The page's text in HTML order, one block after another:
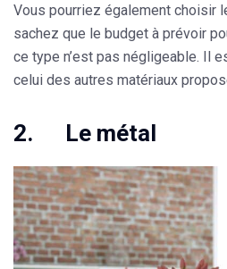
Vous pourriez également choisir
sachez que le budget à prévoir
ce type n’est pas négligeable. Il
celui des autres matériaux
2. Le métal